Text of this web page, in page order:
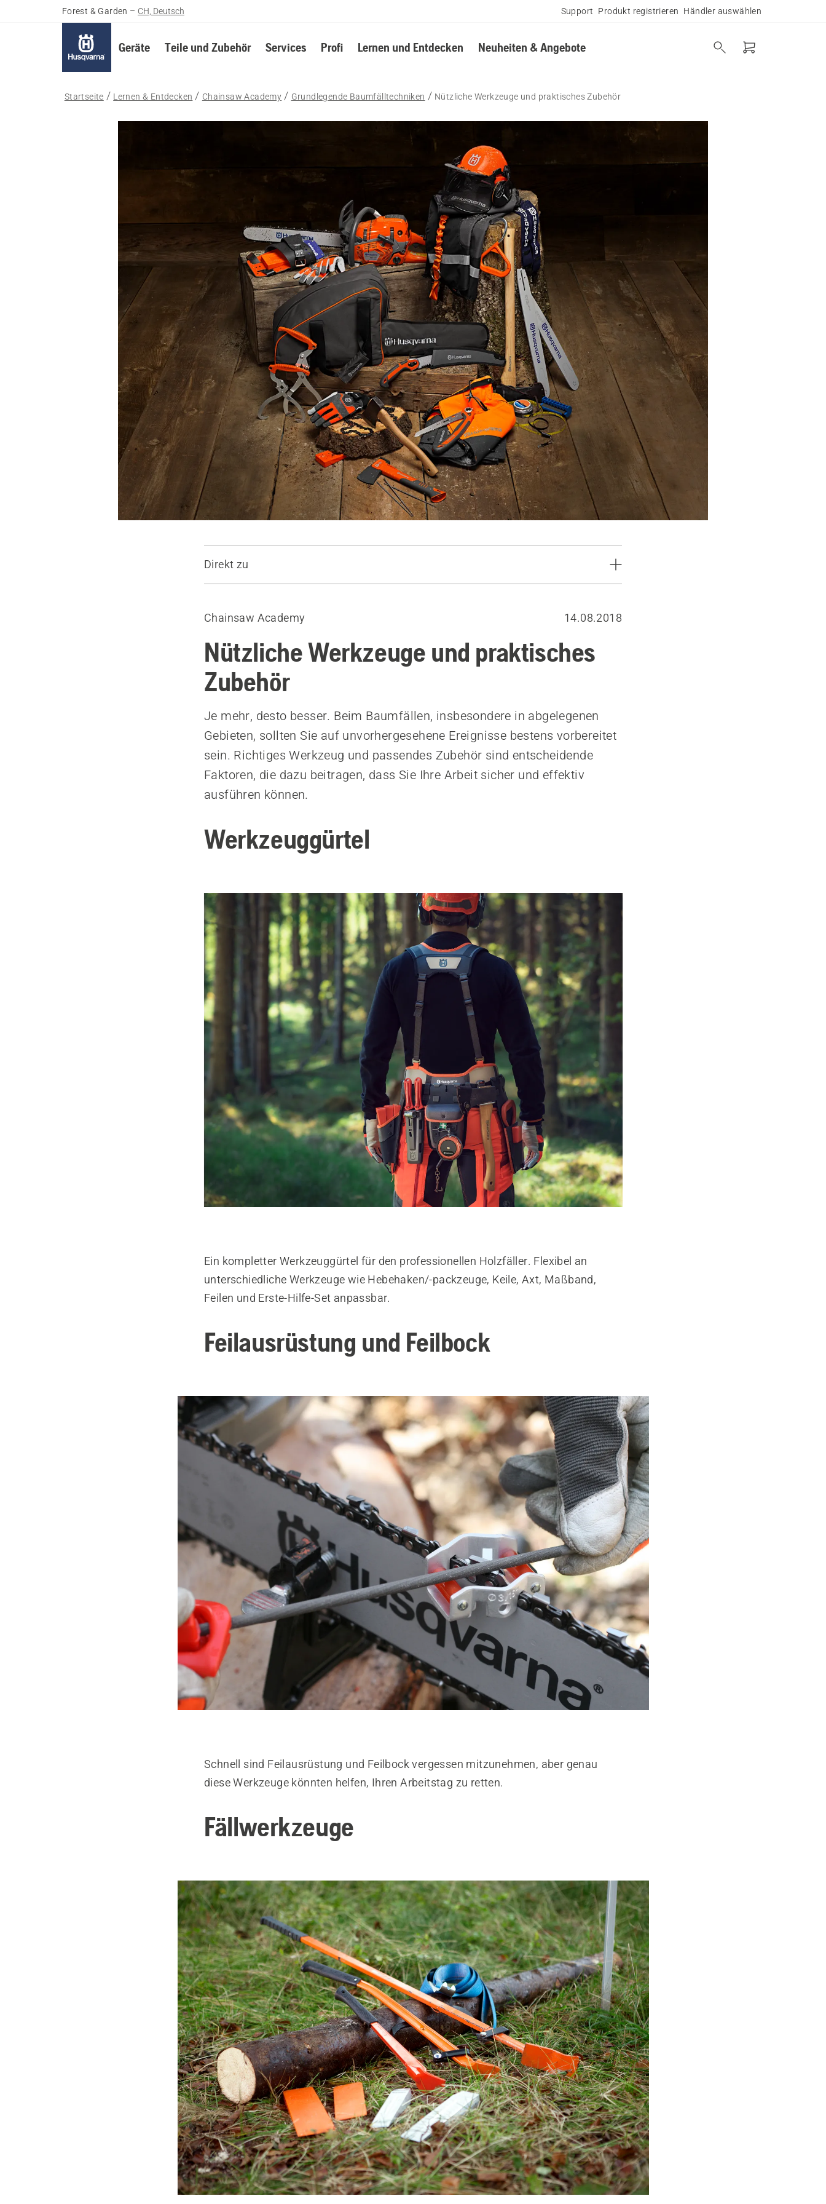
Forest & Garden – CH, Deutsch Support Produkt registrieren Händler auswählen
Geräte Teile und Zubehör Services Profi Lernen und Entdecken Neuheiten & Angebote
Startseite Lernen & Entdecken Chainsaw Academy Grundlegende Baumfälltechniken Nützliche Werkzeuge und praktisches Zubehör
Direkt zu
Werkzeuggürtel
Fällwerkzeuge
Hebehaken und Packzangen
Axt
Zusätzliche Schneideausrüstung
Kombikanister für Kraftstoff und Sägekettenhaftöl
Ersatzteile
Chainsaw Academy 14.08.2018
Nützliche Werkzeuge und praktisches
Zubehör
Je mehr, desto besser. Beim Baumfällen, insbesondere in abgelegenen
Gebieten, sollten Sie auf unvorhergesehene Ereignisse bestens vorbereitet
sein. Richtiges Werkzeug und passendes Zubehör sind entscheidende
Faktoren, die dazu beitragen, dass Sie Ihre Arbeit sicher und effektiv
ausführen können.
Werkzeuggürtel
Ein kompletter Werkzeuggürtel für den professionellen Holzfäller. Flexibel an
unterschiedliche Werkzeuge wie Hebehaken/-packzeuge, Keile, Axt, Maßband,
Feilen und Erste-Hilfe-Set anpassbar.
Feilausrüstung und Feilbock
Schnell sind Feilausrüstung und Feilbock vergessen mitzunehmen, aber genau
diese Werkzeuge könnten helfen, Ihren Arbeitstag zu retten.
Fällwerkzeuge